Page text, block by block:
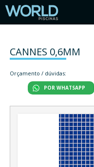
CANNES 0,6MM
Orçamento / dúvidas:
POR WHATSAPP